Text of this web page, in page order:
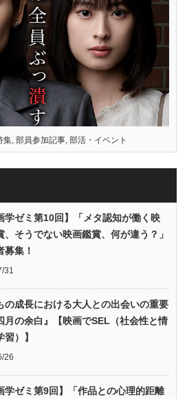
集, 部員参加記事, 部活・イベント
学ゼミ第10回】「メタ認知が働く映
、そうでない映画鑑賞、何が違う？」
募集！
31
の成長における大人との出会いの重要
月の余白』【映画でSEL（社会性と情
）】
26
学ゼミ第9回】「作品との心理的距離